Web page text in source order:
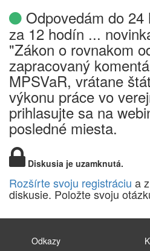
Odpovedám do
za 12 hodín ...
"Zákon o rovnakom
zapracovaný
MPSVaR, vrátane
výkonu práce vo
prihlasujte sa na
posledné miesta.
Diskusia je uzamknutá.
Rozšírte svoju registráciu a
diskusie. Položte svoju
Odkazy